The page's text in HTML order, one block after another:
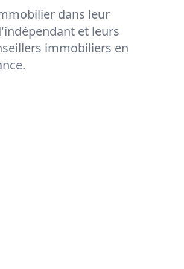
dans leur
et leurs
immobiliers en